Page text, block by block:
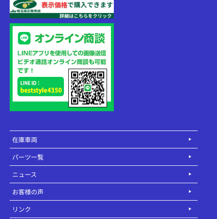
在庫車両
パーツ一覧
ニュース
お客様の声
リンク